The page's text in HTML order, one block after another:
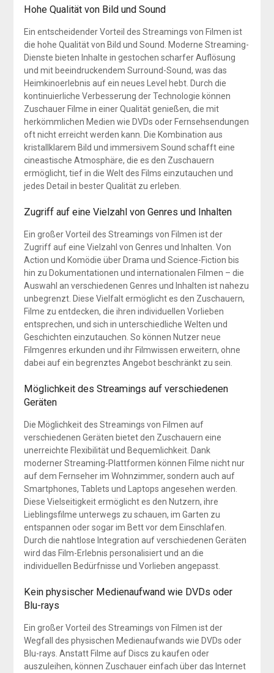
Hohe Qualität von Bild und Sound
Ein entscheidender Vorteil des Streamings von Filmen ist
die hohe Qualität von Bild und Sound. Moderne Streaming-
Dienste bieten Inhalte in gestochen scharfer Auflösung
und mit beeindruckendem Surround-Sound, was das
Heimkinoerlebnis auf ein neues Level hebt. Durch die
kontinuierliche Verbesserung der Technologie können
Zuschauer Filme in einer Qualität genießen, die mit
herkömmlichen Medien wie DVDs oder Fernsehsendungen
oft nicht erreicht werden kann. Die Kombination aus
kristallklarem Bild und immersivem Sound schafft eine
cineastische Atmosphäre, die es den Zuschauern
ermöglicht, tief in die Welt des Films einzutauchen und
jedes Detail in bester Qualität zu erleben.
Zugriff auf eine Vielzahl von Genres und Inhalten
Ein großer Vorteil des Streamings von Filmen ist der
Zugriff auf eine Vielzahl von Genres und Inhalten. Von
Action und Komödie über Drama und Science-Fiction bis
hin zu Dokumentationen und internationalen Filmen – die
Auswahl an verschiedenen Genres und Inhalten ist nahezu
unbegrenzt. Diese Vielfalt ermöglicht es den Zuschauern,
Filme zu entdecken, die ihren individuellen Vorlieben
entsprechen, und sich in unterschiedliche Welten und
Geschichten einzutauchen. So können Nutzer neue
Filmgenres erkunden und ihr Filmwissen erweitern, ohne
dabei auf ein begrenztes Angebot beschränkt zu sein.
Möglichkeit des Streamings auf verschiedenen
Geräten
Die Möglichkeit des Streamings von Filmen auf
verschiedenen Geräten bietet den Zuschauern eine
unerreichte Flexibilität und Bequemlichkeit. Dank
moderner Streaming-Plattformen können Filme nicht nur
auf dem Fernseher im Wohnzimmer, sondern auch auf
Smartphones, Tablets und Laptops angesehen werden.
Diese Vielseitigkeit ermöglicht es den Nutzern, ihre
Lieblingsfilme unterwegs zu schauen, im Garten zu
entspannen oder sogar im Bett vor dem Einschlafen.
Durch die nahtlose Integration auf verschiedenen Geräten
wird das Film-Erlebnis personalisiert und an die
individuellen Bedürfnisse und Vorlieben angepasst.
Kein physischer Medienaufwand wie DVDs oder
Blu-rays
Ein großer Vorteil des Streamings von Filmen ist der
Wegfall des physischen Medienaufwands wie DVDs oder
Blu-rays. Anstatt Filme auf Discs zu kaufen oder
auszuleihen, können Zuschauer einfach über das Internet